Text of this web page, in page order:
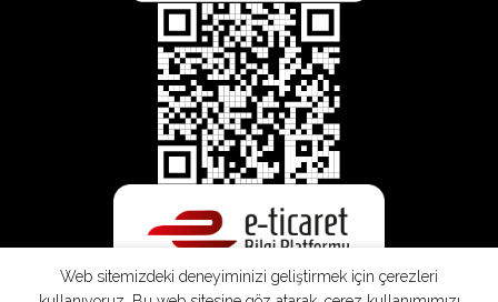
Web sitemizdeki deneyiminizi geliştirmek için çerezleri